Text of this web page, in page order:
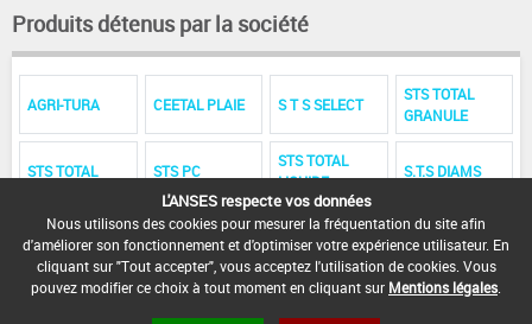
Produits détenus par la société
AGRI-TURA CEETAL PLAIE S T S SELECT
STS TOTAL
GRANULE
STS TOTAL STS PC
STS TOTAL
LIQUIDE
S.T.S DIAMS
STS PARA
L'ANSES respecte vos données
Nous utilisons des cookies pour mesurer la fréquentation du site afin
d'améliorer son fonctionnement et d'optimiser votre expérience utilisateur. En
cliquant sur "Tout accepter", vous acceptez l'utilisation de cookies. Vous
pouvez modifier ce choix à tout moment en cliquant sur Mentions légales